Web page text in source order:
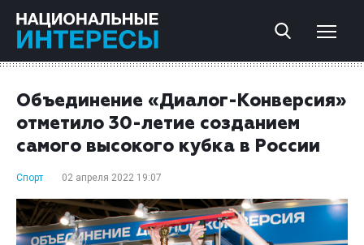
Объединение «Диалог-Конверсия»
отметило 30-летие созданием
самого высокого кубка в России
Спорт 02 апреля 2022 19:07